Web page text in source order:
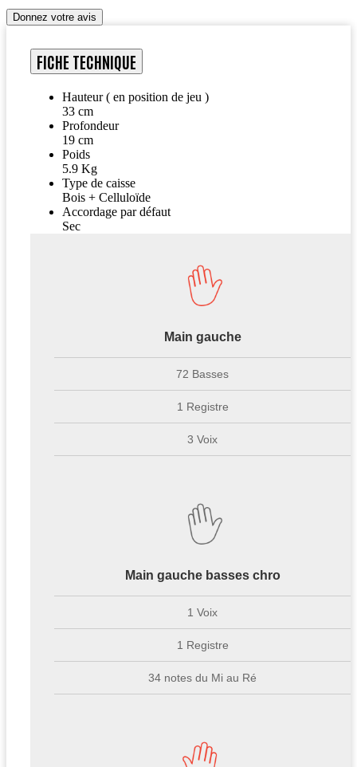
Donnez votre avis
FICHE TECHNIQUE
Hauteur ( en position de jeu )
33 cm
Profondeur
19 cm
Poids
5.9 Kg
Type de caisse
Bois + Celluloïde
Accordage par défaut
Sec
Main gauche
72 Basses
1 Registre
3 Voix
Main gauche basses chro
1 Voix
1 Registre
34 notes du Mi au Ré